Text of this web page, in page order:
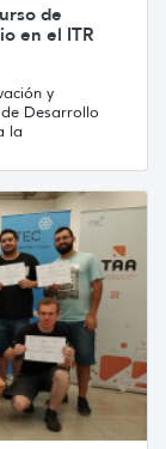
de
en el ITR
y
Desarrollo
la